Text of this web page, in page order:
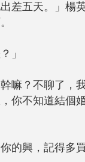
五天。」楊
」
？不聊了，
你不知道結個
興，記得多